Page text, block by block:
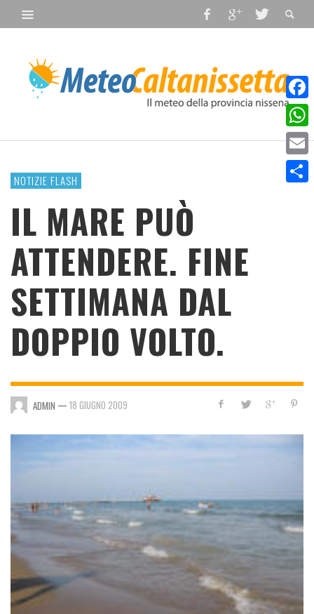
NOTIZIE FLASH
IL MARE PUÒ
ATTENDERE. FINE
SETTIMANA DAL
DOPPIO VOLTO.
ADMIN — 18 GIUGNO 2009
Email